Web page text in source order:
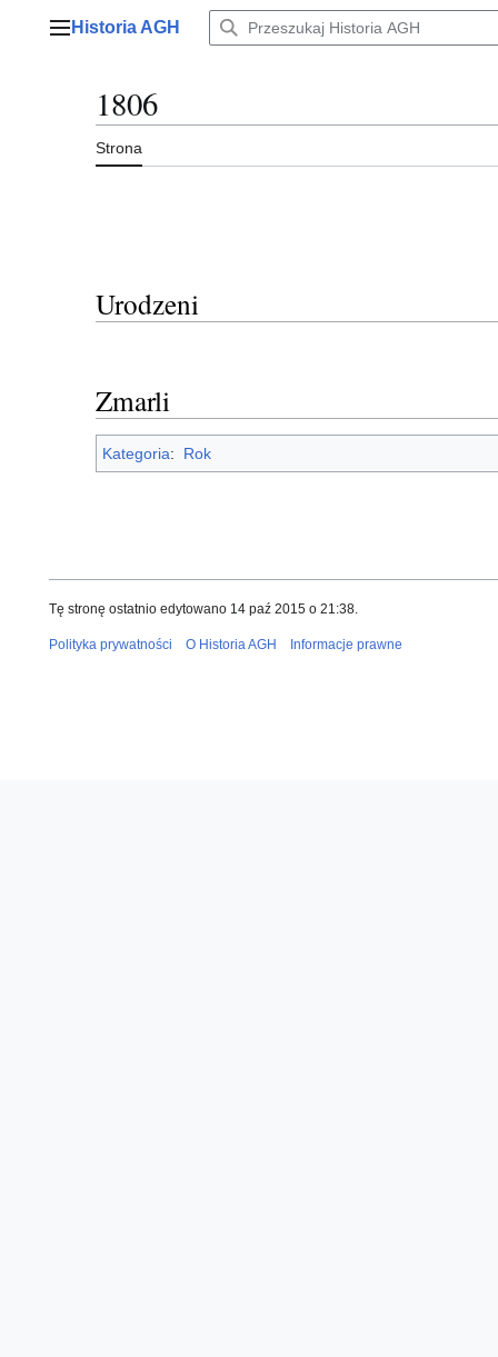
Menu główne
Historia AGH
1806
Strona
Urodzeni
Zmarli
Kategoria: Rok
Tę stronę ostatnio edytowano 14 paź 2015 o 21:38.
Polityka prywatności O Historia AGH Informacje prawne